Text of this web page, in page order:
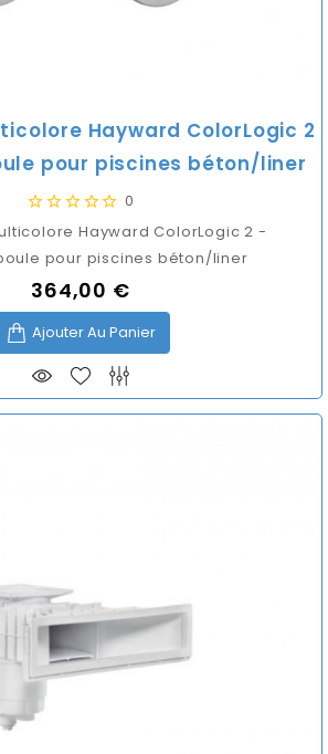
Hayward ColorLogic 2
pour piscines béton/liner
0
Hayward ColorLogic 2 -
pour piscines béton/liner
Prix
364,00 €
Ajouter Au Panier